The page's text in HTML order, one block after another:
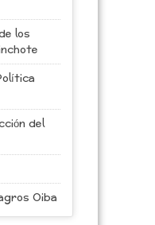
los
del
Oiba